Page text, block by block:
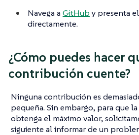
Navega a GitHub y presenta
directamente.
¿Cómo puedes hacer
contribución cuente?
Ninguna contribución es
pequeña. Sin embargo, para que
obtenga el máximo valor,
siguiente al informar de un